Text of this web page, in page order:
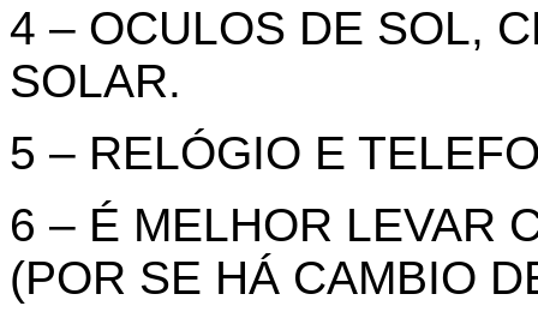
4 – OCULOS DE SOL,
SOLAR.
5 – RELÓGIO E
6 – É MELHOR LEVAR
(POR SE HÁ CAMBIO